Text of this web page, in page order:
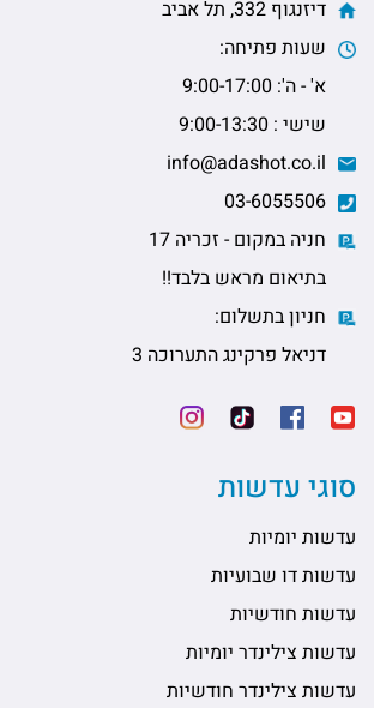
דיזנגוף 332, תל אביב
שעות פתיחה:
א' - ה': 9:00-17:00
שישי : 9:00-13:30
חניה במקום - זכריה 17
בתיאום מראש בלבד!!
חניון בתשלום:
דניאל פרקינג התערוכה 3
סוגי עדשות
עדשות יומיות
עדשות דו שבועיות
עדשות חודשיות
עדשות צילינדר יומיות
עדשות צילינדר חודשיות